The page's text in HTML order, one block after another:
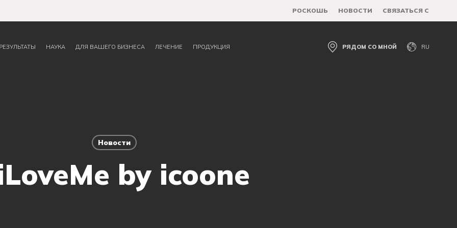
РОСКОШЬ НОВОСТИ СВЯЗАТЬСЯ С
РЕЗУЛЬТАТЫ НАУКА ДЛЯ ВАШЕГО БИЗНЕСА ЛЕЧЕНИЕ ПРОДУКЦИЯ РЯДОМ СО МНОЙ RU
Новости
by icoone